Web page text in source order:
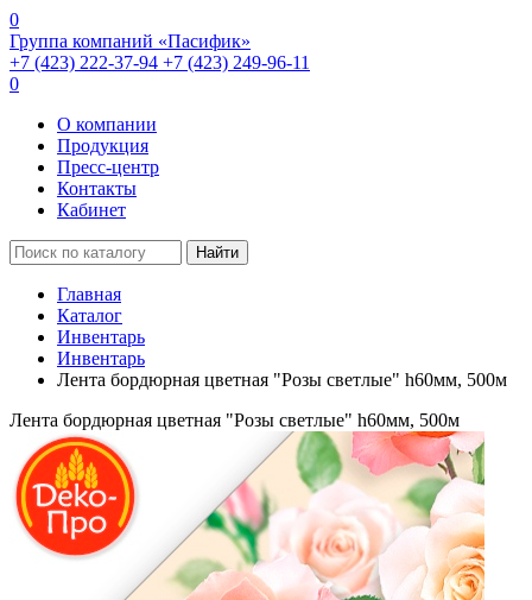
0
Группа компаний «Пасифик»
+7 (423) 222-37-94 +7 (423) 249-96-11
0
О компании
Продукция
Пресс-центр
Контакты
Кабинет
Найти
Главная
Каталог
Инвентарь
Инвентарь
Лента бордюрная цветная "Розы светлые" h60мм, 500м
Лента бордюрная цветная "Розы светлые" h60мм, 500м